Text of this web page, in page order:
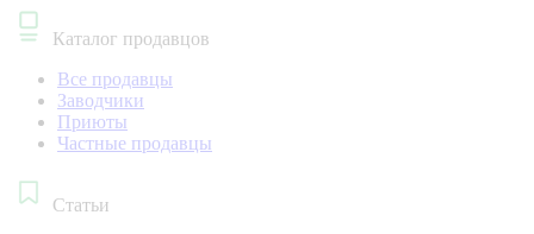
Каталог продавцов
Все продавцы
Заводчики
Приюты
Частные продавцы
Статьи